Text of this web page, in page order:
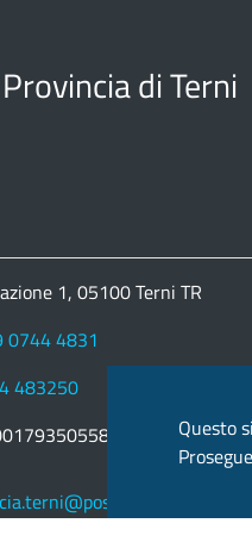
Provincia di Terni
1, 05100 Terni TR
0744 4831
483250
Questo